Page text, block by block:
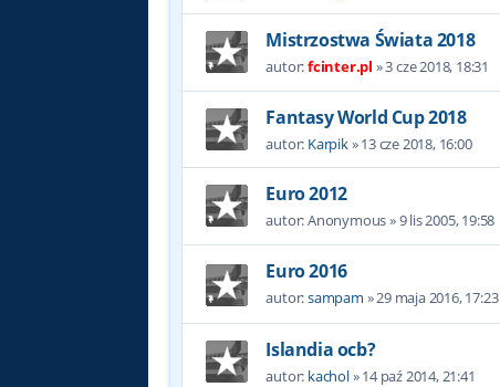
Mistrzostwa Świata 2018
autor:fcinter.pl »3 cze 2018, 18:31
Fantasy World Cup 2018
autor: Karpik»13 cze 2018, 16:00
Euro 2012
autor:Anonymous»9 lis 2005, 19:58
Euro 2016
autor:sampam »29 maja 2016, 17:23
Islandia ocb?
autor: kachol»14 paź 2014, 21:41